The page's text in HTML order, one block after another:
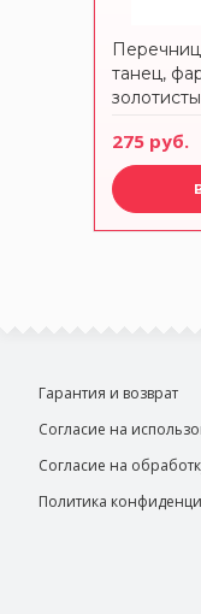
танец,
275 руб.
Гарантия и возврат
Согласие на
Согласие на
Политика